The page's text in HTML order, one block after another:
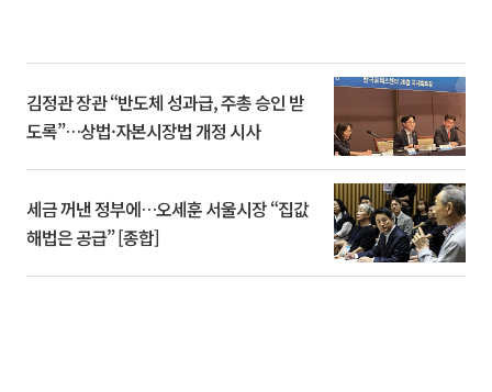
김정관 장관 “반도체 성과급, 주총 승인 받
도록”…상법·자본시장법 개정 시사
세금 꺼낸 정부에…오세훈 서울시장 “집값
해법은 공급” [종합]